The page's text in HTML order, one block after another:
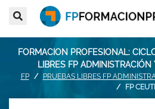
FORMACION PROFESIONAL:
LIBRES FP ADMINISTRACIÓN
FP
PRUEBAS LIBRES FP
FP CEUTI